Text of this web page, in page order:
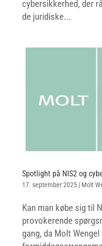
cybersikkerhed, der
de juridiske...
Spotlight på NIS2 og
17. september 2025| Molt
Kan man købe sig til
provokerende
gang, da Molt